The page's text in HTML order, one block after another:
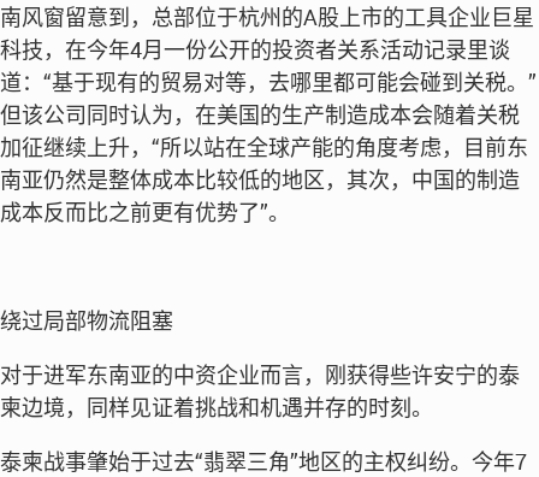
南风窗留意到，总部位于杭州的A股上市的工具企业巨星
科技，在今年4月一份公开的投资者关系活动记录里谈
道：“基于现有的贸易对等，去哪里都可能会碰到关税。”
但该公司同时认为，在美国的生产制造成本会随着关税
加征继续上升，“所以站在全球产能的角度考虑，目前东
南亚仍然是整体成本比较低的地区，其次，中国的制造
成本反而比之前更有优势了”。
绕过局部物流阻塞
对于进军东南亚的中资企业而言，刚获得些许安宁的泰
柬边境，同样见证着挑战和机遇并存的时刻。
泰柬战事肇始于过去“翡翠三角”地区的主权纠纷。今年7